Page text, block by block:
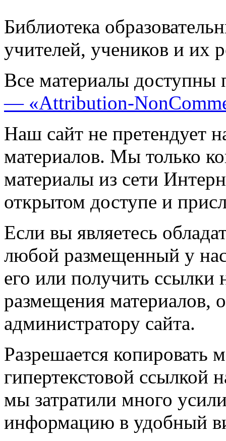
Библиотека
учителей, учеников и их
Все материалы доступны
— «Attribution-
Наш сайт не претендует
материалов. Мы только
материалы из сети
открытом доступе и
Если вы являетесь
любой размещенный у
его или получить ссылки
размещения материалов,
администратору сайта.
Разрешается копировать
гипертекстовой ссылкой
мы затратили много
информацию в удобный